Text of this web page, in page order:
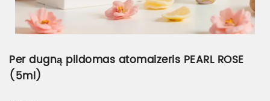
Per dugną pildomas atomaizeris PEARL ROSE
(5ml)